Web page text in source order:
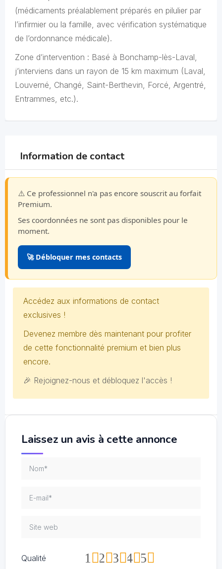
(médicaments préalablement préparés en pilulier par
l’infirmier ou la famille, avec vérification systématique
de l’ordonnance médicale).
Zone d’intervention : Basé à Bonchamp-lès-Laval,
j’interviens dans un rayon de 15 km maximum (Laval,
Louverné, Changé, Saint-Berthevin, Forcé, Argentré,
Entrammes, etc.).
Information de contact
⚠️ Ce professionnel n'a pas encore souscrit au forfait
Premium.
Ses coordonnées ne sont pas disponibles pour le
moment.
🚀 Débloquer mes contacts
Accédez aux informations de contact
exclusives !
Devenez membre dès maintenant pour profiter
de cette fonctionnalité premium et bien plus
encore.
🎉 Rejoignez-nous et débloquez l'accès !
Laissez un avis à cette annonce
Qualité 5
4
3
2
1